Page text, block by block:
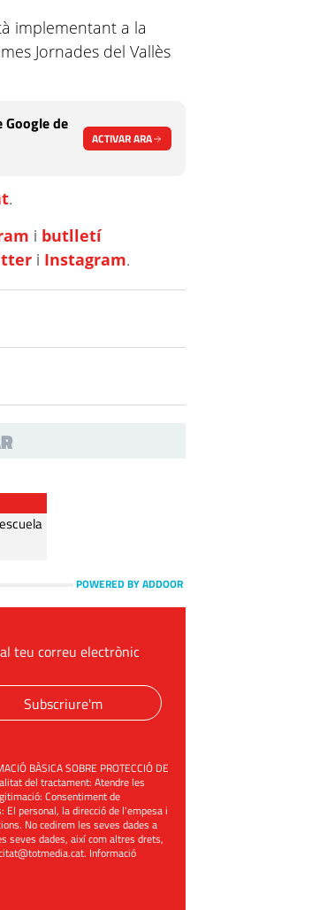
implementant a la
Jornades del Vallès
de
ACTIVAR ARA
.
i butlletí
i Instagram.
POWERED BY ADDOOR
teu correu electrònic
Subscriure'm
BÀSICA SOBRE PROTECCIÓ DE
del tractament: Atendre les
Consentiment de
personal, la direcció de l'empesa i
No cedirem les seves dades a
seves dades, així com altres drets,
. Informació